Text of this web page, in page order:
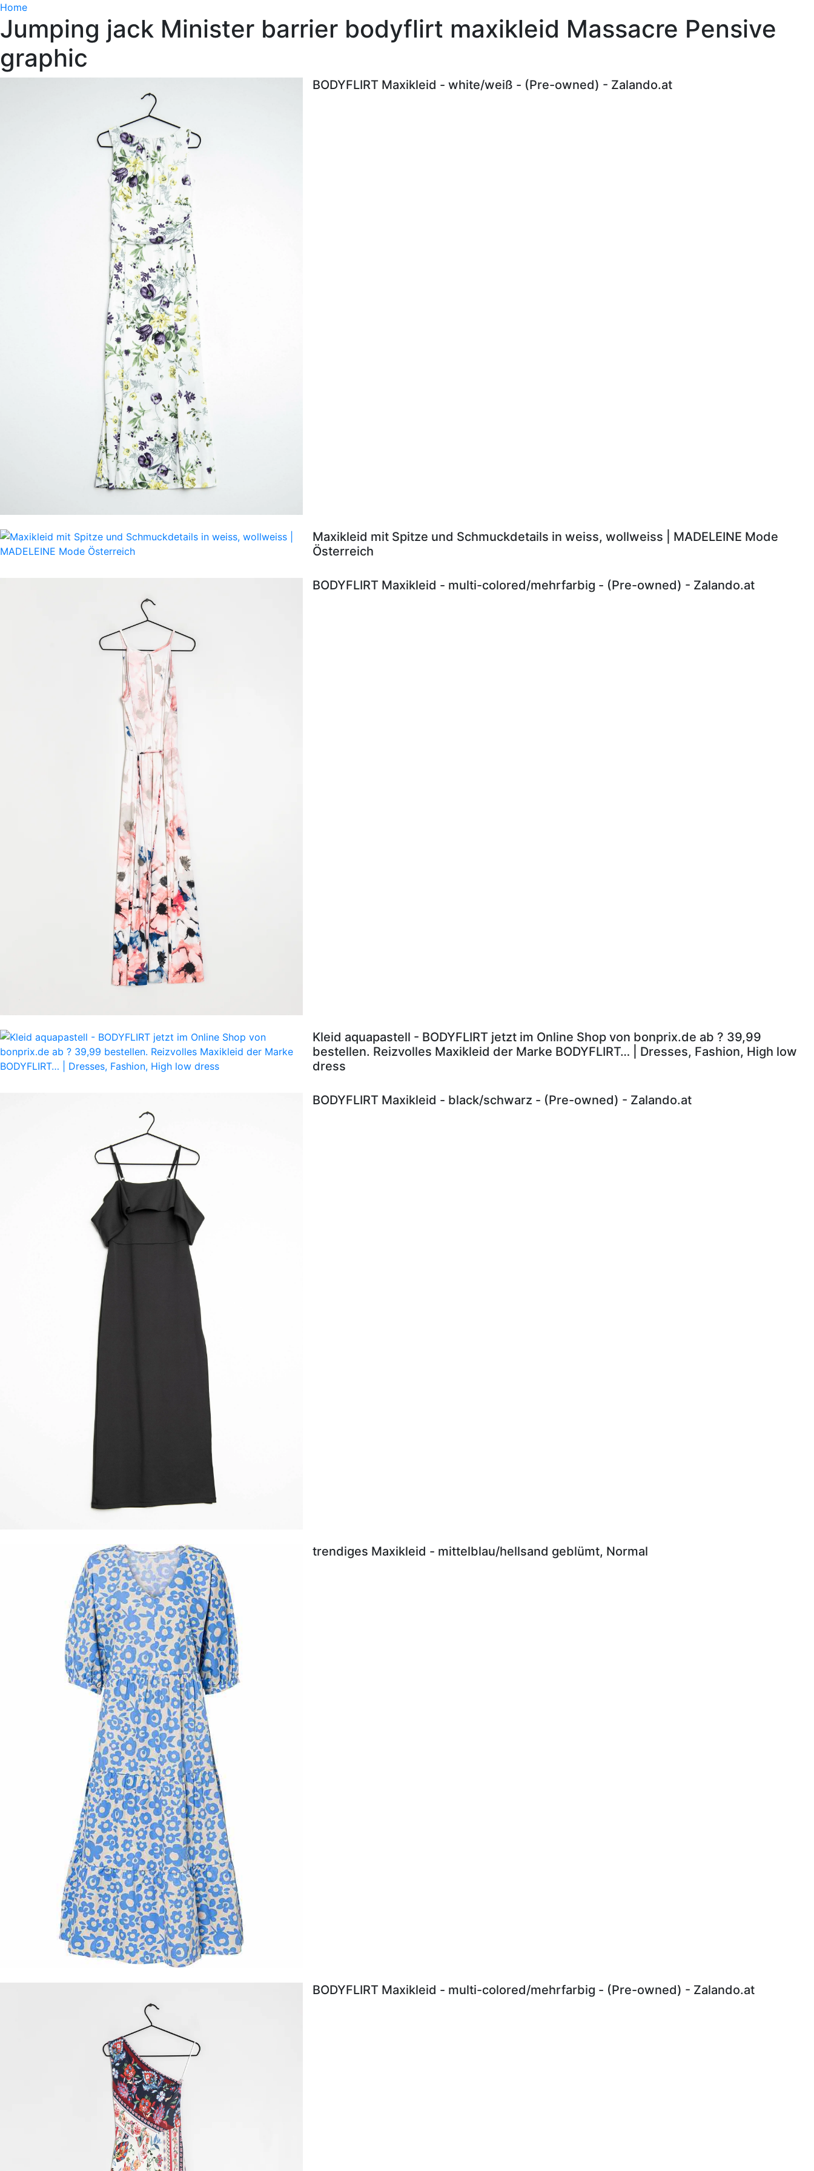
Home
Jumping jack Minister barrier bodyflirt maxikleid Massacre Pensive
graphic
BODYFLIRT Maxikleid - white/weiß - (Pre-owned) - Zalando.at
Maxikleid mit Spitze und Schmuckdetails in weiss, wollweiss | MADELEINE Mode
Österreich
BODYFLIRT Maxikleid - multi-colored/mehrfarbig - (Pre-owned) - Zalando.at
Kleid aquapastell - BODYFLIRT jetzt im Online Shop von bonprix.de ab ? 39,99
bestellen. Reizvolles Maxikleid der Marke BODYFLIRT… | Dresses, Fashion, High low
dress
BODYFLIRT Maxikleid - black/schwarz - (Pre-owned) - Zalando.at
trendiges Maxikleid - mittelblau/hellsand geblümt, Normal
BODYFLIRT Maxikleid - multi-colored/mehrfarbig - (Pre-owned) - Zalando.at